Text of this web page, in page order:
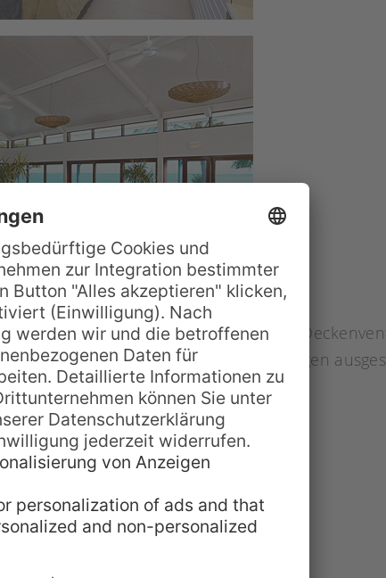
über eigene Bäder,
das Beach House sind mit Klimaanlagen